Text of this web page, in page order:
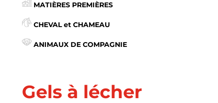
MATIÈRES PREMIÈRES
CHEVAL et CHAMEAU
ANIMAUX DE COMPAGNIE
Gels à lécher